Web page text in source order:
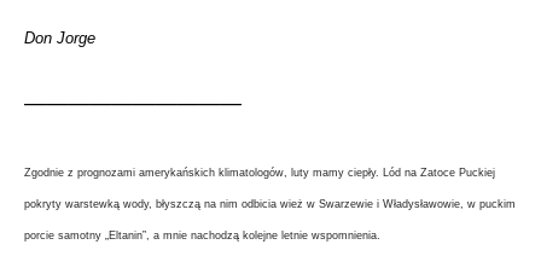
Don Jorge
——————————
Zgodnie z prognozami amerykańskich klimatologów, luty mamy ciepły. Lód na Zatoce Puckiej
pokryty warstewką wody, błyszczą na nim odbicia wież w Swarzewie i Władysławowie, w puckim
porcie samotny „Eltanin”, a mnie nachodzą kolejne letnie wspomnienia.